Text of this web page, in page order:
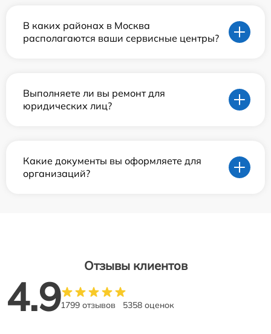
В каких районах в Москва
располагаются ваши сервисные центры?
Выполняете ли вы ремонт для
юридических лиц?
Какие документы вы оформляете для
организаций?
Отзывы клиентов
4.91799 отзывов 5358 оценок